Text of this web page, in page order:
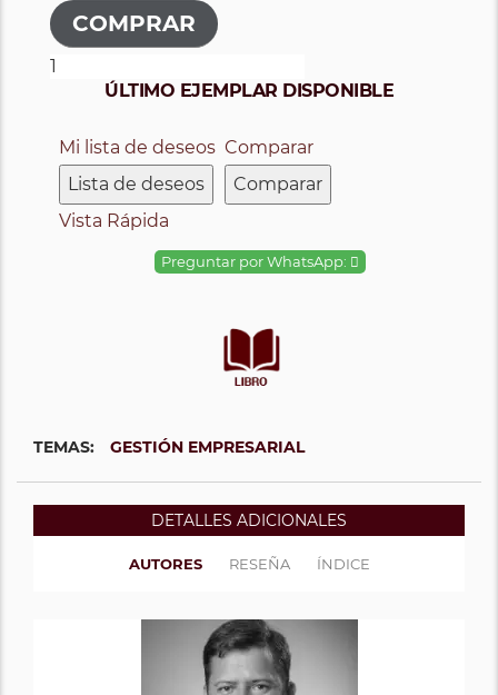
ÚLTIMO EJEMPLAR DISPONIBLE
Mi lista de deseos
Lista de deseos
Comparar
Comparar
Vista Rápida
Preguntar por WhatsApp:
TEMAS: GESTIÓN EMPRESARIAL
DETALLES ADICIONALES
AUTORES RESEÑA ÍNDICE